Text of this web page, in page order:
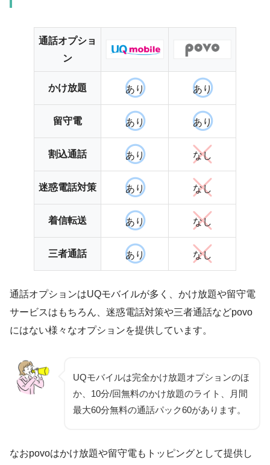
通話オプショ
ン
かけ放題 あり あり
留守電 あり あり
割込通話 あり なし
迷惑電話対策 あり なし
着信転送 あり なし
三者通話 あり なし
通話オプションはUQモバイルが多く、かけ放題や留守電
サービスはもちろん、迷惑電話対策や三者通話などpovo
にはない様々なオプションを提供しています。
UQモバイルは完全かけ放題オプションのほ
か、10分/回無料のかけ放題のライト、月間
最大60分無料の通話パック60があります。
なおpovoはかけ放題や留守電もトッピングとして提供し